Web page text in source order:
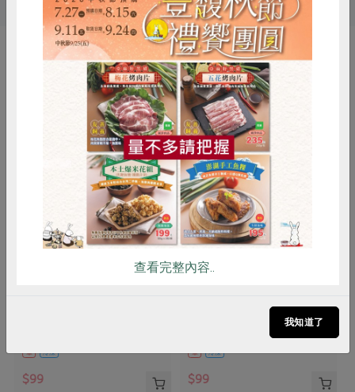
你可能有興趣的產品
葷 冷凍
$99
柏香肉品有限公司
葷 冷凍
$99
RPET 食譜 減硝酸鹽
雞蛋 食安 共同購買
查看完整內容..
我知道了